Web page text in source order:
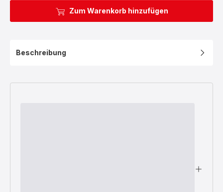
Zum Warenkorb hinzufügen
Beschreibung